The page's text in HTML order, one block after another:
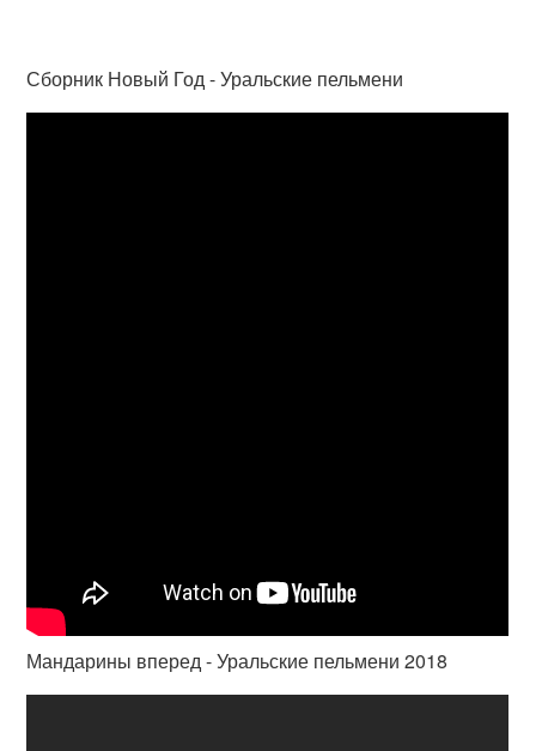
Сборник Новый Год - Уральские пельмени
Мандарины вперед - Уральские пельмени 2018